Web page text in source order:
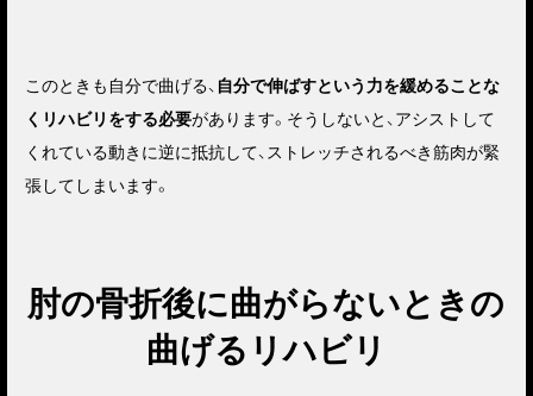
このときも自分で曲げる、 自分で伸ばすという力を緩めることな
くリハビリをする必要があります。そうしないと、アシストして
くれている動きに逆に抵抗して、ストレッチされるべき筋肉が緊
張してしまいます。
肘の骨折後に曲がらないときの
曲げるリハビリ